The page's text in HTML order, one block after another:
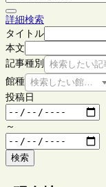
詳細検索
タイトル
本文
記事種別
検索したい記
館種 検索したい館種を
投稿日
～
検索